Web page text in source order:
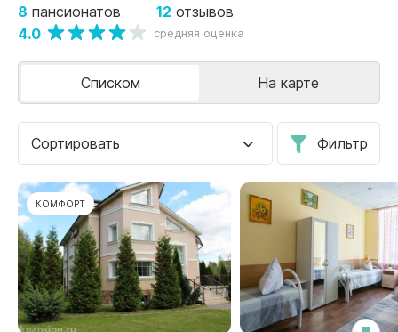
8 пансионатов 12 отзывов
4.0 средняя оценка
Сортировать Фильтр
Списком На карте
КОМФОРТ